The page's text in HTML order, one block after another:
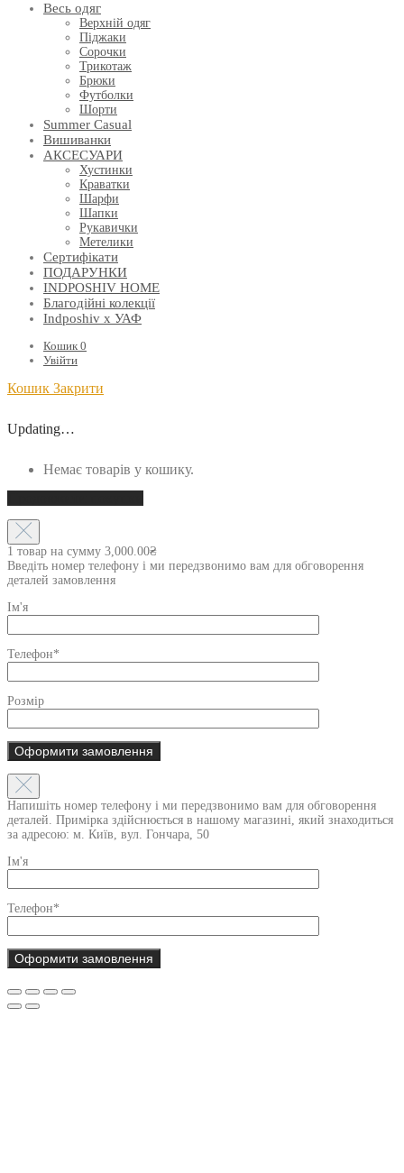
Весь одяг
Верхній одяг
Піджаки
Сорочки
Трикотаж
Брюки
Футболки
Шорти
Summer Casual
Вишиванки
АКСЕСУАРИ
Хустинки
Краватки
Шарфи
Шапки
Рукавички
Метелики
Сертифікати
ПОДАРУНКИ
INDPOSHIV HOME
Благодійні колекції
Indposhiv x УАФ
Кошик 0
Увійти
Кошик Закрити
Updating…
Немає товарів у кошику.
1 товар на сумму 3,000.00₴
Введіть номер телефону і ми передзвонимо вам для обговорення
деталей замовлення
Ім'я
Телефон*
Розмір
Напишіть номер телефону і ми передзвонимо вам для обговорення
деталей. Примірка здійснюється в нашому магазині, який знаходиться
за адресою: м. Київ, вул. Гончара, 50
Ім'я
Телефон*